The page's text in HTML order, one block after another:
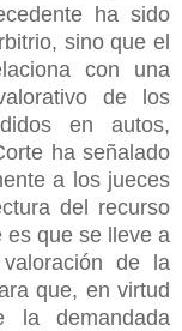
ha sido
sino que el
con una
de los
en autos,
ha señalado
a los jueces
del recurso
que se lleve a
de la
que, en virtud
la demandada